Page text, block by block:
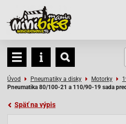
Úvod Pneumatiky a disky Motorky
Pneumatika 80/100-21 a 110/90-19 sada
Späť na výpis